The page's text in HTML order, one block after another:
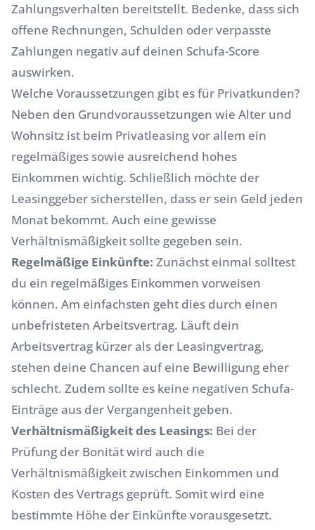
Zahlungsverhalten bereitstellt. Bedenke, dass sich
offene Rechnungen, Schulden oder verpasste
Zahlungen negativ auf deinen Schufa-Score
auswirken.
Welche Voraussetzungen gibt es für Privatkunden?
Neben den Grundvoraussetzungen wie Alter und
Wohnsitz ist beim Privatleasingvor allem ein
regelmäßiges sowie ausreichend hohes
Einkommen wichtig. Schließlich möchte der
Leasinggeber sicherstellen, dass er sein Geld jeden
Monat bekommt. Auch eine gewisse
Verhältnismäßigkeit sollte gegeben sein.
Regelmäßige Einkünfte: Zunächst einmal solltest
du ein regelmäßiges Einkommen vorweisen
können. Am einfachsten geht dies durch einen
unbefristeten Arbeitsvertrag. Läuft dein
Arbeitsvertrag kürzer als der Leasingvertrag,
stehen deine Chancen auf eine Bewilligung eher
schlecht. Zudem sollte es keine negativen Schufa-
Einträge aus der Vergangenheit geben.
Verhältnismäßigkeit des Leasings: Bei der
Prüfung der Bonität wird auch die
Verhältnismäßigkeit zwischen Einkommen und
Kosten des Vertrags geprüft. Somit wird eine
bestimmte Höhe der Einkünfte vorausgesetzt.